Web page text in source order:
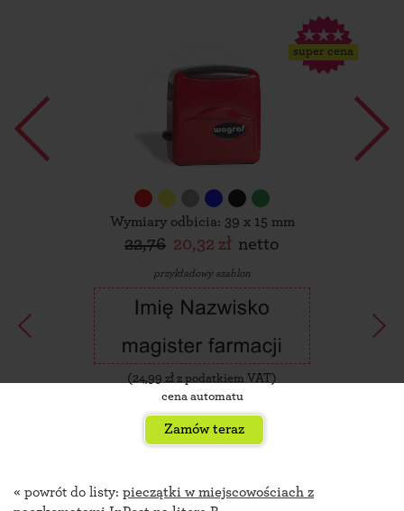
super cena
Wymiary odbicia: 39 x 15 mm
22,76 20,32 zł netto
przykładowy szablon
( 24,99 zł z podatkiem VAT)
cena automatu
Zamów teraz
« powrót do listy: pieczątki w miejscowościach z